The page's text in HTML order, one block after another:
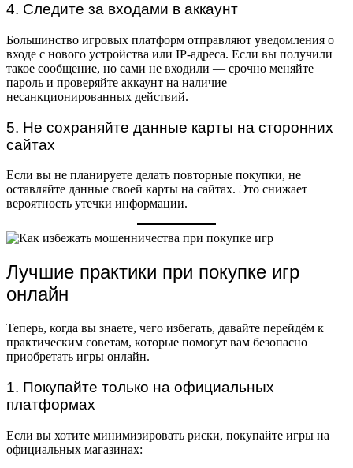
4. Следите за входами в аккаунт
Большинство игровых платформ отправляют уведомления о
входе с нового устройства или IP-адреса. Если вы получили
такое сообщение, но сами не входили — срочно меняйте
пароль и проверяйте аккаунт на наличие
несанкционированных действий.
5. Не сохраняйте данные карты на сторонних
сайтах
Если вы не планируете делать повторные покупки, не
оставляйте данные своей карты на сайтах. Это снижает
вероятность утечки информации.
Лучшие практики при покупке игр
онлайн
Теперь, когда вы знаете, чего избегать, давайте перейдём к
практическим советам, которые помогут вам безопасно
приобретать игры онлайн.
1. Покупайте только на официальных
платформах
Если вы хотите минимизировать риски, покупайте игры на
официальных магазинах: